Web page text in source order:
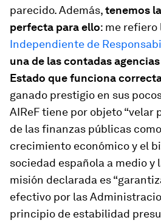
parecido. Además,tenemos
perfecta para ello: me refiero
Independiente de
una de las contadas
Estado que funciona
ganado prestigio en sus
AIReF tiene por objeto “velar
de las finanzas públicas
crecimiento económico y el
sociedad española a medio y
misión declarada es
efectivo por las
principio de estabilidad